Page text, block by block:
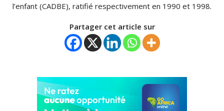
l’enfant (CADBE), ratifié respectivement en 1990 et 1998.
Partager cet article sur